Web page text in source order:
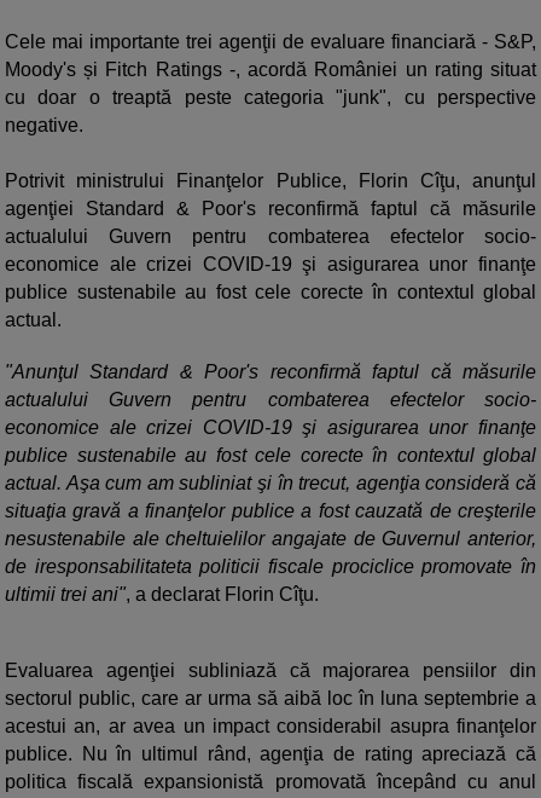
Cele mai importante trei agenţii de evaluare financiară - S&P,
Moody's și Fitch Ratings -, acordă României un rating situat
cu doar o treaptă peste categoria "junk", cu perspective
negative.
Potrivit ministrului Finanţelor Publice, Florin Cîţu, anunţul
agenţiei Standard & Poor's reconfirmă faptul că măsurile
actualului Guvern pentru combaterea efectelor socio-
economice ale crizei COVID-19 şi asigurarea unor finanţe
publice sustenabile au fost cele corecte în contextul global
actual.
"Anunţul Standard & Poor's reconfirmă faptul că măsurile
actualului Guvern pentru combaterea efectelor socio-
economice ale crizei COVID-19 şi asigurarea unor finanţe
publice sustenabile au fost cele corecte în contextul global
actual. Aşa cum am subliniat şi în trecut, agenţia consideră că
situaţia gravă a finanţelor publice a fost cauzată de creşterile
nesustenabile ale cheltuielilor angajate de Guvernul anterior,
de iresponsabilitateta politicii fiscale prociclice promovate în
ultimii trei ani", a declarat Florin Cîţu.
Evaluarea agenţiei subliniază că majorarea pensiilor din
sectorul public, care ar urma să aibă loc în luna septembrie a
acestui an, ar avea un impact considerabil asupra finanţelor
publice. Nu în ultimul rând, agenţia de rating apreciază că
politica fiscală expansionistă promovată începând cu anul